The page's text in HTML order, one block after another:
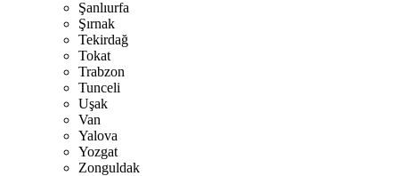
Şanlıurfa
Şırnak
Tekirdağ
Tokat
Trabzon
Tunceli
Uşak
Van
Yalova
Yozgat
Zonguldak